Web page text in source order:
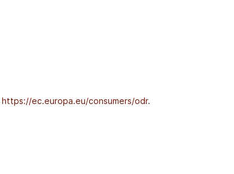
https://ec.europa.eu/consumers/odr.